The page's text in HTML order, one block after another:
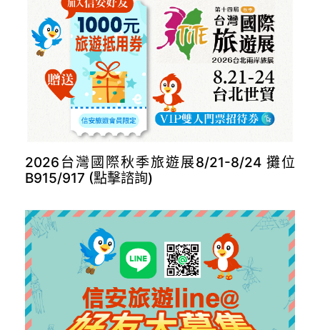
2026台灣國際秋季旅遊展8/21-8/24 攤位
B915/917 (點擊諮詢)